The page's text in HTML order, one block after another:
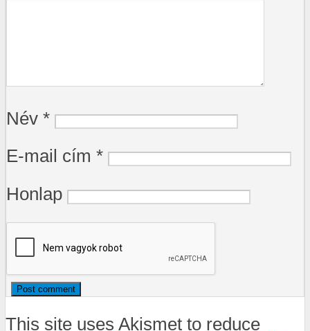
Név *
E-mail cím *
Honlap
This site uses Akismet to reduce